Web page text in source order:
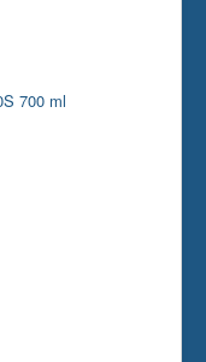
700 ml